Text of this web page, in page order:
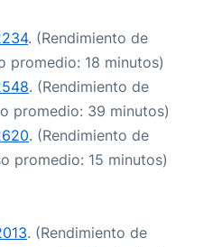
. (Rendimiento de
promedio: 18 minutos)
. (Rendimiento de
promedio: 39 minutos)
. (Rendimiento de
promedio: 15 minutos)
. (Rendimiento de